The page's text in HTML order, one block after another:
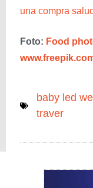
una compra
Foto: Food
baby led
traver